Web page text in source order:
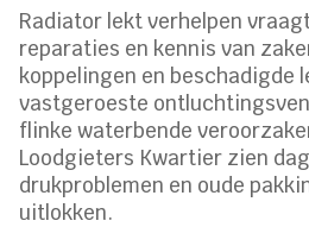
Radiator lekt verhelpen
reparaties en kennis van
koppelingen en beschadigde
vastgeroeste
flinke waterbende
Loodgieters Kwartier zien
drukproblemen en oude
uitlokken.